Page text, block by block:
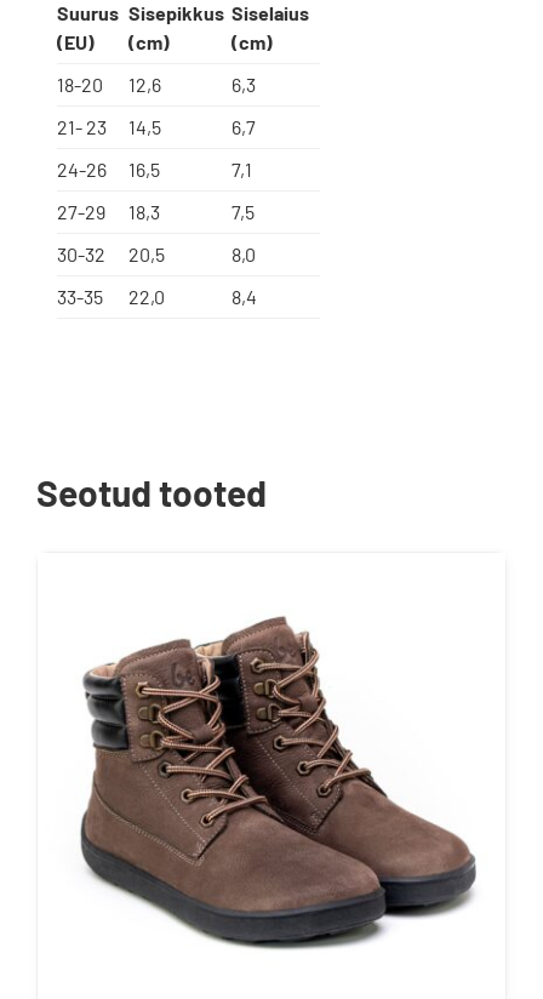
Suurus
(EU)
Sisepikkus
(cm)
Siselaius
(cm)
18-20
12,6
6,3
21- 23
14,5
6,7
24-26
16,5
7,1
27-29
18,3
7,5
30-32
20,5
8,0
33-35
22,0 8,4
Seotud tooted